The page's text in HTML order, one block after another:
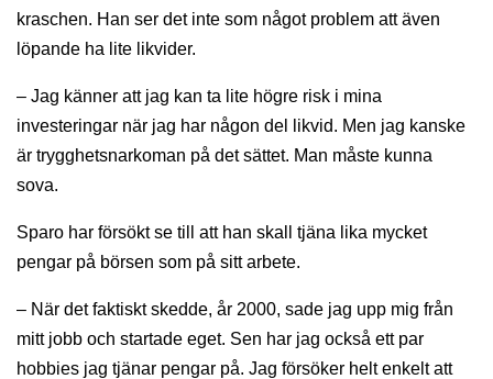
kraschen. Han ser det inte som något problem att även
löpande ha lite likvider.
– Jag känner att jag kan ta lite högre risk i mina
investeringar när jag har någon del likvid. Men jag kanske
är trygghetsnarkoman på det sättet. Man måste kunna
sova.
Sparo har försökt se till att han skall tjäna lika mycket
pengar på börsen som på sitt arbete.
– När det faktiskt skedde, år 2000, sade jag upp mig från
mitt jobb och startade eget. Sen har jag också ett par
hobbies jag tjänar pengar på. Jag försöker helt enkelt att